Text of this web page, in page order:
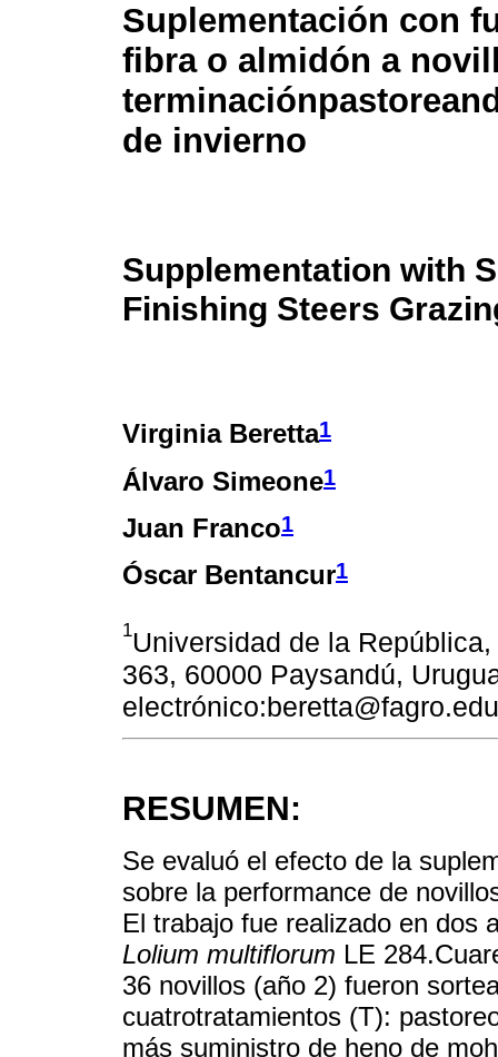
Suplementación con
fibra o almidón a
de invierno
Supplementation with
Finishing Steers
Virginia Beretta1
Álvaro Simeone1
Juan Franco1
Óscar Bentancur1
1Universidad de la
363, 60000 Paysandú,
RESUMEN:
Se evaluó el efecto de la
sobre la performance de
El trabajo fue realizado en dos
Lolium multiflorum LE
36 novillos (año 2) fueron
cuatrotratamientos (T):
más suministro de heno de